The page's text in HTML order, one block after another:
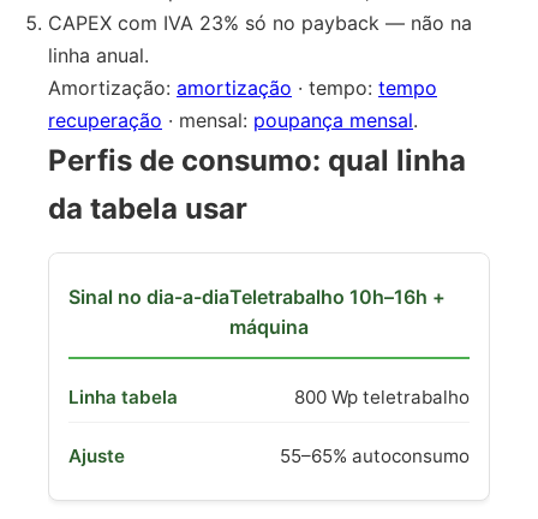
CAPEX com IVA 23% só no payback — não na
linha anual.
Amortização: amortização · tempo: tempo
recuperação · mensal: poupança mensal.
Perfis de consumo: qual linha
da tabela usar
Teletrabalho 10h–16h +
máquina
800 Wp teletrabalho
55–65% autoconsumo